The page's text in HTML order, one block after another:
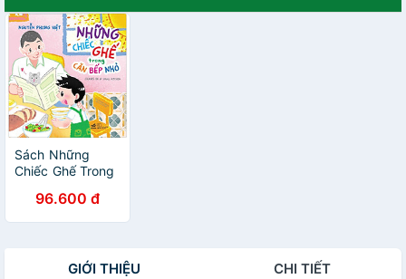
Sách Những
Chiếc Ghế Trong
(Thơ)96.600 đ
GIỚI THIỆU CHI TIẾT